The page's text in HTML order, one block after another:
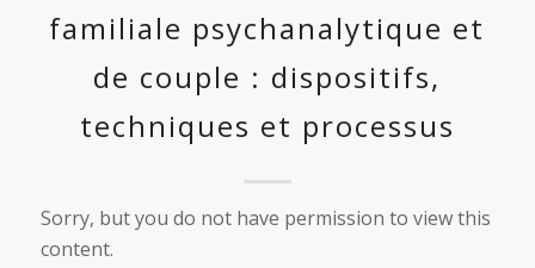
familiale psychanalytique et
de couple : dispositifs,
techniques et processus
Sorry, but you do not have permission to view this
content.